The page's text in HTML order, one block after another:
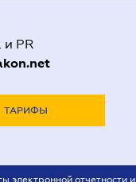
и PR
ТАРИФЫ